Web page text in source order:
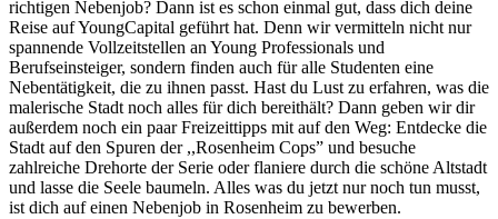
richtigen Nebenjob? Dann ist es schon einmal gut, dass dich deine
Reise auf YoungCapital geführt hat. Denn wir vermitteln nicht nur
spannende Vollzeitstellen an Young Professionals und
Berufseinsteiger, sondern finden auch für alle Studenten eine
Nebentätigkeit, die zu ihnen passt. Hast du Lust zu erfahren, was die
malerische Stadt noch alles für dich bereithält? Dann geben wir dir
außerdem noch ein paar Freizeittipps mit auf den Weg: Entdecke die
Stadt auf den Spuren der ,,Rosenheim Cops” und besuche
zahlreiche Drehorte der Serie oder flaniere durch die schöne Altstadt
und lasse die Seele baumeln. Alles was du jetzt nur noch tun musst,
ist dich auf einen Nebenjob in Rosenheim zu bewerben.